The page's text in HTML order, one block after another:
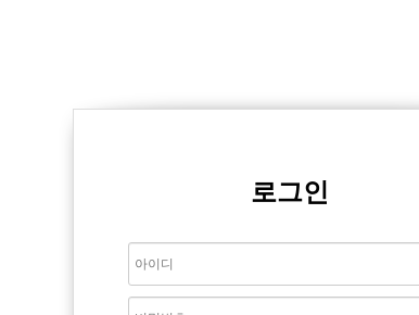
로그인